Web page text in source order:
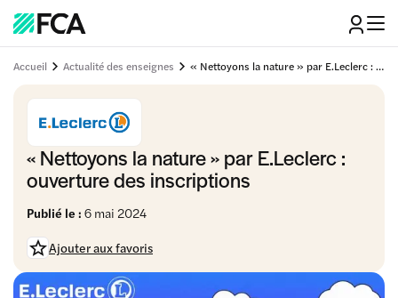
Accueil Actualité des enseignes « Nettoyons la nature » par E.Leclerc : ouverture des inscriptions
« Nettoyons la nature » par E.Leclerc :
ouverture des inscriptions
Publié le : 6 mai 2024
Ajouter aux favoris